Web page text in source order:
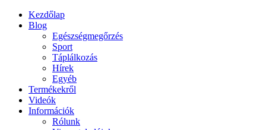
Kezdőlap
Blog
Egészségmegőrzés
Sport
Táplálkozás
Hírek
Egyéb
Termékekről
Videók
Információk
Rólunk